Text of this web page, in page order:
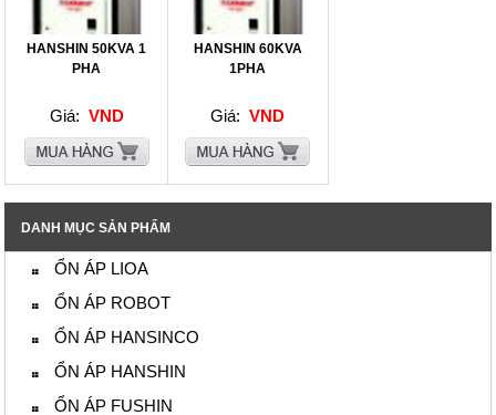
HANSHIN 50KVA 1
PHA
Giá: VND
HANSHIN 60KVA
1PHA
Giá: VND
DANH MỤC SẢN PHẨM
ỔN ÁP LIOA
ỔN ÁP ROBOT
ỔN ÁP HANSINCO
ỔN ÁP HANSHIN
ỔN ÁP FUSHIN